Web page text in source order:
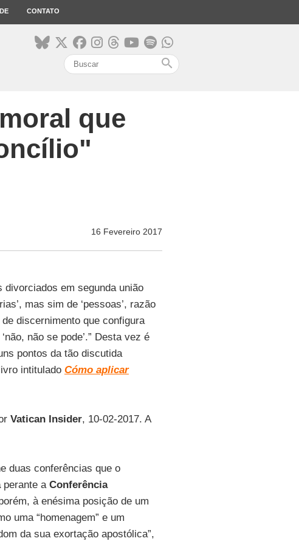
CONTATO
search
que
16 Fevereiro 2017
divorciados em segunda união
mas sim de ‘pessoas’, razão
discernimento que configura
não se pode’.” Desta vez é
pontos da tão discutida
intitulado Cómo aplicar
Vatican Insider, 10-02-2017. A
duas conferências que o
perante a Conferência
à enésima posição de um
uma “homenagem” e um
da sua exortação apostólica”,